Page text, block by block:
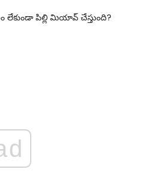
లేకుండా పిల్లి మియావ్ చేస్తుంది?